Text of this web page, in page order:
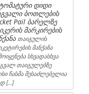
დიდი
ბოთლების
Pail ბარელზე
მარკირების
თაიგულის
მანქანა
სხვადასხვა
თაიგულებზე
ჩასმა შესაძლებელია
[…]